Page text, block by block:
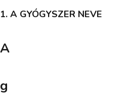
1. A GYÓGYSZER NEVE
A
g